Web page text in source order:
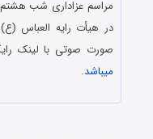
در هیأت رایه العباس
صورت صوتی با لینک
میباشد.